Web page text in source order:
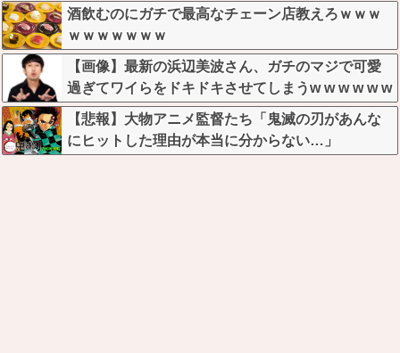
これガチだと思う？？？？？
酒飲むのにガチで最高なチェーン店教えろｗｗｗ
ｗｗｗｗｗｗｗ
【画像】最新の浜辺美波さん、ガチのマジで可愛
過ぎてワイらをドキドキさせてしまうw w w w w w
w
【悲報】大物アニメ監督たち「鬼滅の刃があんな
にヒットした理由が本当に分からない…」